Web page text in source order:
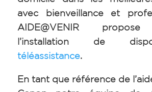
avec bienveillance et
AIDE@VENIR propose
l’installation de
téléassistance.
En tant que référence de